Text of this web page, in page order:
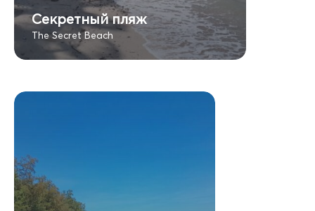
Секретный пляж
The Secret Beach